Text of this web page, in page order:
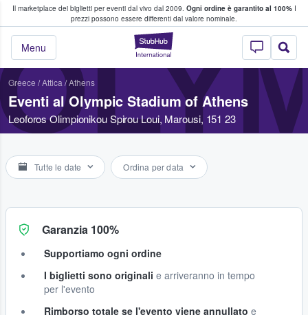
Il marketplace dei biglietti per eventi dal vivo dal 2009. Ogni ordine è garantito al 100%I
prezzi possono essere differenti dal valore nominale.
StubHub - Dove
Menu
fan comprano e vendono biglietti
Greece /Attica /Athens
Eventi al Olympic Stadium of Athens
Leoforos Olimpionikou Spirou Loui, Marousi, 151 23
Tutte le date Ordina per data
Garanzia 100%
Supportiamo ogni ordine
I biglietti sono originali e arriveranno in tempo
per l'evento
Rimborso totale se l'evento viene annullato e